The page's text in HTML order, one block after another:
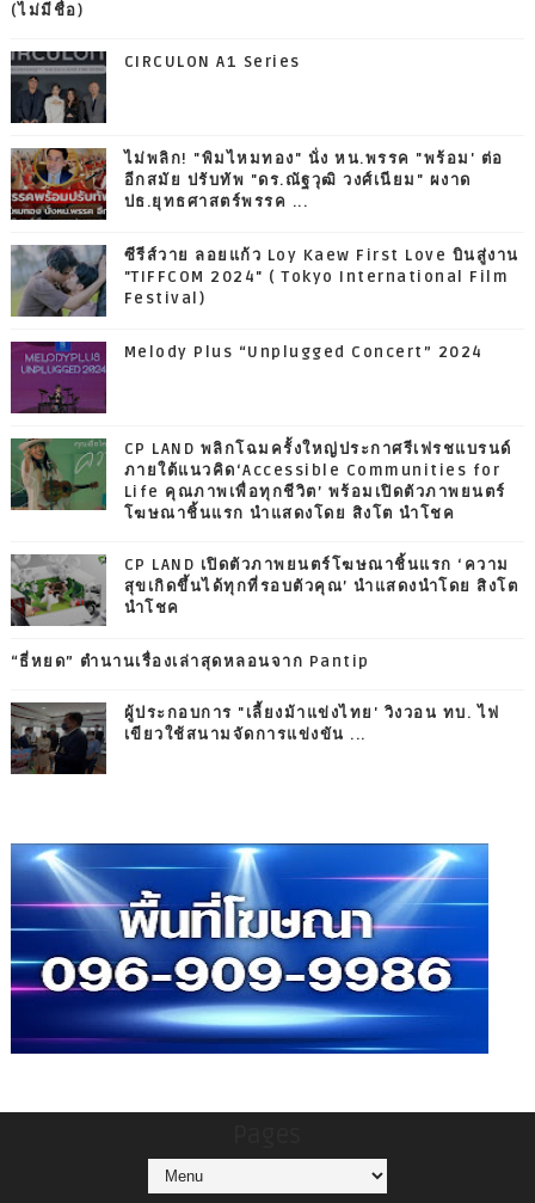
(ไม่มีชื่อ)
CIRCULON A1 Series
ไม่พลิก! "พิมไหมทอง" นั่ง หน.พรรค "พร้อม' ต่อ
อีกสมัย ปรับทัพ "ดร.ณัฐวุฒิ วงศ์เนียม" ผงาด
ปธ.ยุทธศาสตร์พรรค ...
ซีรีส์วาย ลอยแก้ว Loy Kaew First Love บินสู่งาน
"TIFFCOM 2024" ( Tokyo International Film
Festival)
Melody Plus “Unplugged Concert” 2024
CP LAND พลิกโฉมครั้งใหญ่ประกาศรีเฟรชแบรนด์
ภายใต้แนวคิด‘Accessible Communities for
Life คุณภาพเพื่อทุกชีวิต’ พร้อมเปิดตัวภาพยนตร์
โฆษณาชิ้นแรก นำแสดงโดย สิงโต นำโชค
CP LAND เปิดตัวภาพยนตร์โฆษณาชิ้นแรก ‘ความ
สุขเกิดขึ้นได้ทุกที่รอบตัวคุณ’ นำแสดงนำโดย สิงโต
นำโชค
“ธี่หยด” ตำนานเรื่องเล่าสุดหลอนจาก Pantip
ผู้ประกอบการ "เลี้ยงม้าแข่งไทย' วิงวอน ทบ. ไฟ
เขียวใช้สนามจัดการแข่งขัน ...